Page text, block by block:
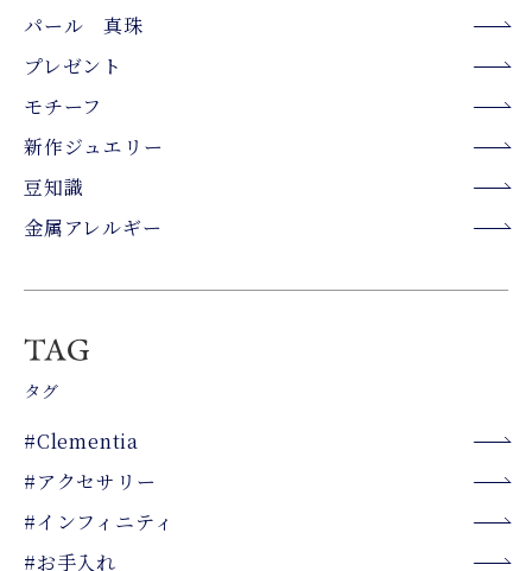
パール 真珠
プレゼント
モチーフ
新作ジュエリー
豆知識
金属アレルギー
タグ
#Clementia
#アクセサリー
#インフィニティ
#お手入れ